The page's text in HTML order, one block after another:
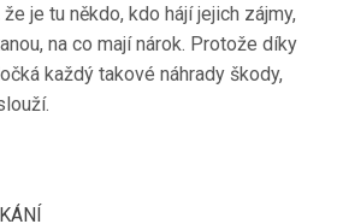
je tu někdo, kdo hájí jejich zájmy,
na co mají nárok. Protože díky
každý takové náhrady škody,